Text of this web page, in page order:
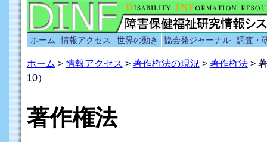
ホーム 情報アクセス 世界の動き 協会発ジャーナル 調査・
ホーム >情報アクセス > 著作権法の現況 > 著作権法>
10）
著作権法